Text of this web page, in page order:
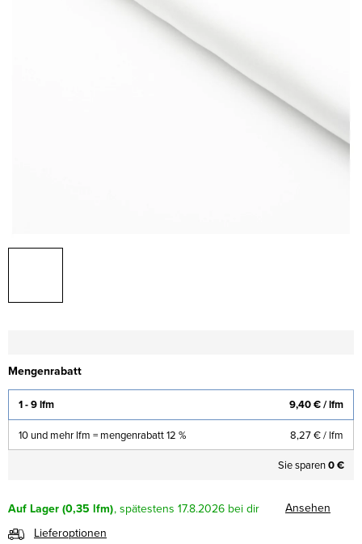
Mengenrabatt
1 - 9 lfm 9,40 €/ lfm
10 und mehr lfm = mengenrabatt 12 % 8,27 €/ lfm
Sie sparen0 €
Auf Lager (0,35 lfm) 17.8.2026
Ansehen
Lieferoptionen